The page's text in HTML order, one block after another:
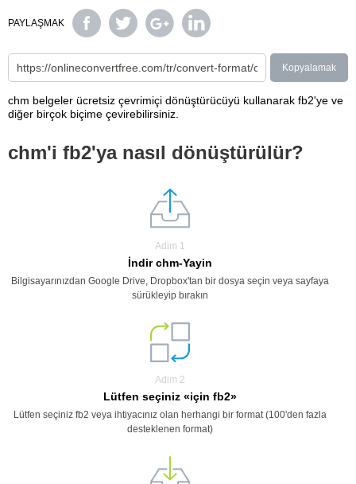
PAYLAŞMAK
Kopyalamak
chm belgeler ücretsiz çevrimiçi dönüştürücüyü kullanarak fb2'ye ve
diğer birçok biçime çevirebilirsiniz.
chm'i fb2'ya nasıl dönüştürülür?
Adim 1
İndir chm-Yayin
Bilgisayarınızdan Google Drive, Dropbox'tan bir dosya seçin veya sayfaya
sürükleyip bırakın
Adim 2
Lütfen seçiniz «için fb2»
Lütfen seçiniz fb2 veya ihtiyacınız olan herhangi bir format (100'den fazla
desteklenen format)